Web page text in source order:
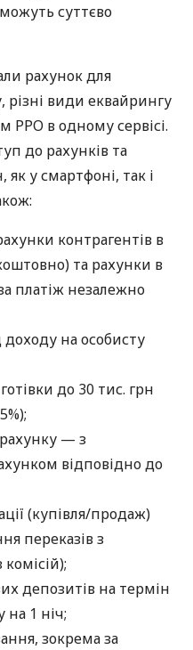
суттєво
рахунок для
різні види еквайрингу
РРО в одному сервісі.
до рахунків та
у смартфоні, так і
контрагентів в
та рахунки в
платіж незалежно
на особисту
до 30 тис. грн
— з
відповідно до
(купівля/продаж)
переказів з
комісій);
депозитів на термін
на 1 ніч;
зокрема за